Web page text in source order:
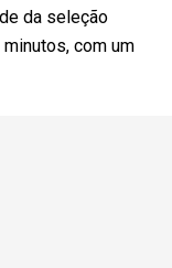
da seleção
com um